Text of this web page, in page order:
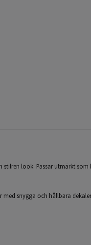
look. Passar utmärkt
med snygga och hållbara